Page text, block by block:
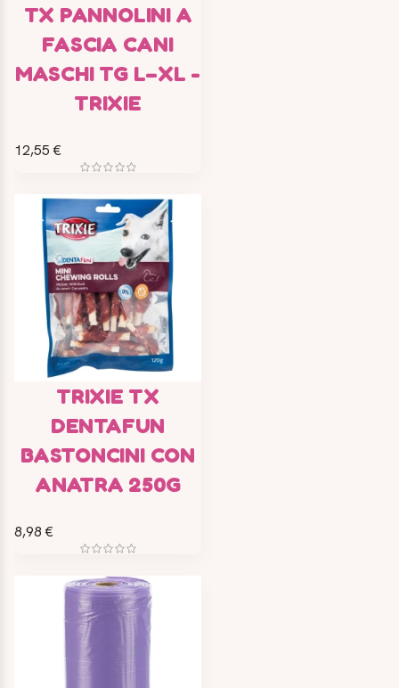
TX PANNOLINI A
FASCIA CANI
MASCHI TG L–XL -
TRIXIE
12,55 €
TRIXIE TX
DENTAFUN
BASTONCINI CON
ANATRA 250G
8,98 €